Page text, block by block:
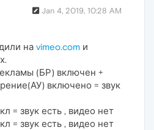
Jan 4, 2019, 10:28 AM
на vimeo.com и
(БР) включен +
включено = звук
= звук есть , видео нет
= звук есть , видео нет